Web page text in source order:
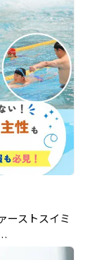
ーストスイミ